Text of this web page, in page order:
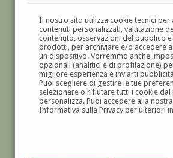
Il nostro sito utilizza cookie tecnici per
contenuti personalizzati, valutazione
contenuto, osservazioni del pubblico
prodotti, per archiviare e/o accedere
un dispositivo. Vorremmo anche
opzionali (analitici e di profilazione)
migliore esperienza e inviarti
Puoi scegliere di gestire le tue
selezionare o rifiutare tutti i cookie dal
personalizza. Puoi accedere alla nostra
Informativa sulla Privacy per ulteriori
GALLERIAD'ARTE
DIPINTI E SCULTURE